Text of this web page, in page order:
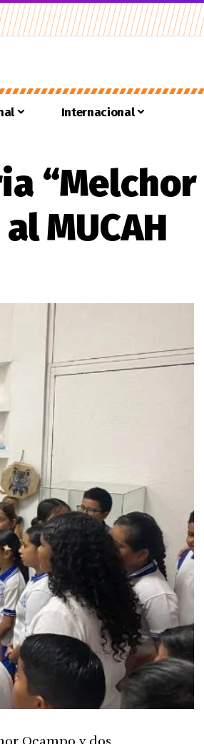
Internacional
“Melchor
MUCAH